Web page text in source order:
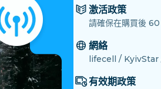
激活政策
請確保在購買後 60
網絡
lifecell / KyivStar
有效期政策